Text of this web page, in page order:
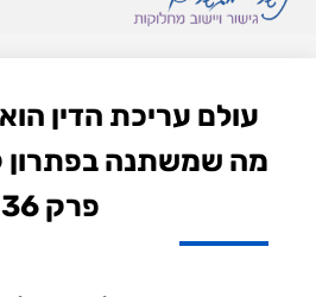
עולם עריכת הדין
מה שמשתנה בפתרון
פרק 36